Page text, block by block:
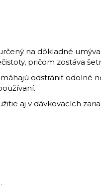
na dôkladné
pričom zostáva
odstrániť odolné
aj v dávkovacích